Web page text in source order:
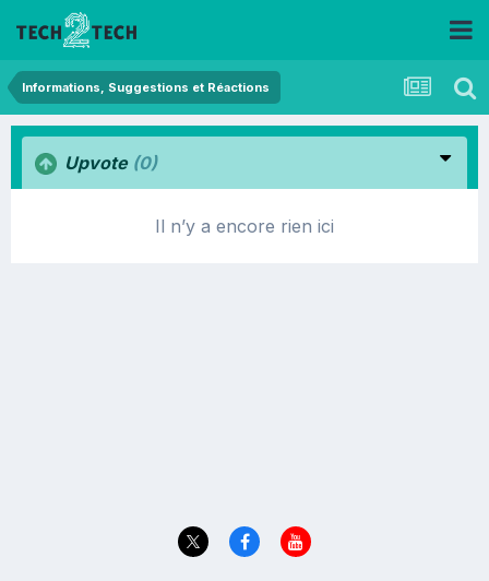
Informations, Suggestions et Réactions
Upvote (0)
Il n’y a encore rien ici